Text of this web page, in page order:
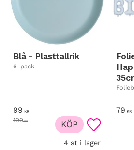
Blå - Plasttallrik
6-pack
99 KR
199KR
Lägg till i
4 st i lager
KÖP
79 KR